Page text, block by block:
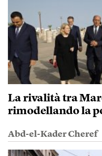
La rivalità tra
rimodellando la
Abd-el-Kader Cheref